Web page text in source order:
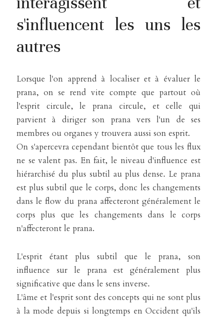
s'influencent les uns les
autres
Lorsque l'on apprend à localiser et à évaluer le
prana, on se rend vite compte que partout où
l'esprit circule, le prana circule, et celle qui
parvient à diriger son prana vers l'un de ses
membres ou organes y trouvera aussi son esprit.
On s'apercevra cependant bientôt que tous les flux
ne se valent pas. En fait, le niveau d'influence est
hiérarchisé du plus subtil au plus dense. Le prana
est plus subtil que le corps, donc les changements
dans le flow du prana affecteront généralement le
corps plus que les changements dans le corps
n'affecteront le prana.
L'esprit étant plus subtil que le prana, son
influence sur le prana est généralement plus
significative que dans le sens inverse.
L'âme et l'esprit sont des concepts qui ne sont plus
à la mode depuis si longtemps en Occident qu'ils